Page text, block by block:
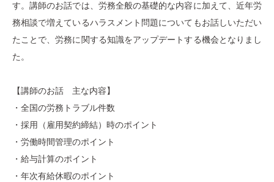
す。講師のお話では、労務全般の基礎的な内容に加えて、近年労
務相談で増えているハラスメント問題についてもお話しいただい
たことで、労務に関する知識をアップデートする機会となりまし
た。
【講師のお話 主な内容】
・全国の労務トラブル件数
・採用（雇用契約締結）時のポイント
・労働時間管理のポイント
・給与計算のポイント
・年次有給休暇のポイント